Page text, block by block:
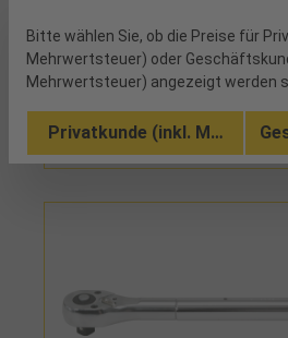
und robust
Vergleichen
In den
Bitte wählen Sie, ob die Preise für
Mehrwertsteuer) oder
Mehrwertsteuer) angezeigt werden
Privatkunde (inkl. MwSt.)